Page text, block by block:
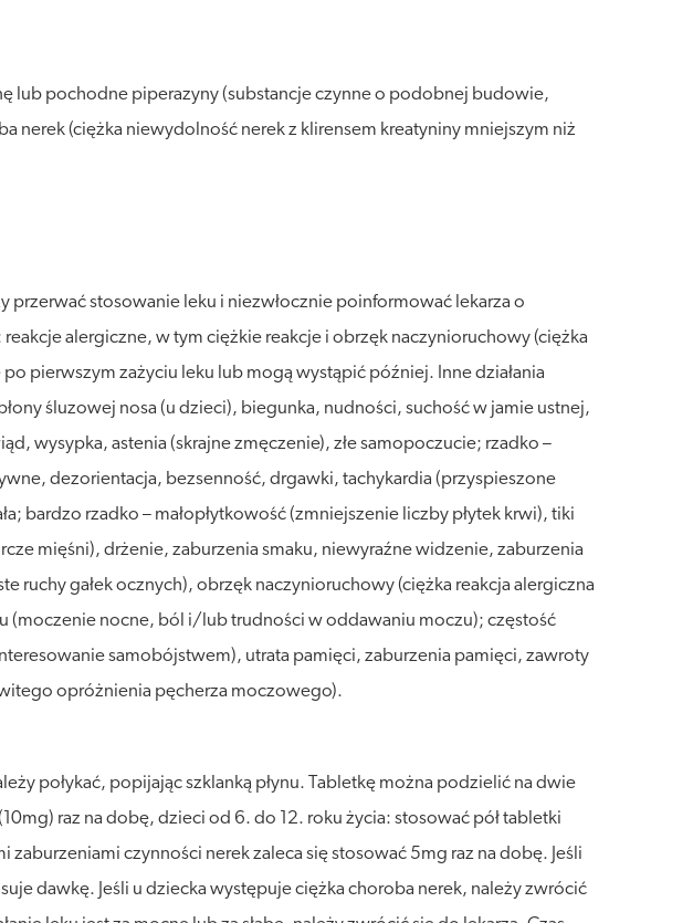
lub pochodne piperazyny (substancje czynne o podobnej budowie,
nerek (ciężka niewydolność nerek z klirensem kreatyniny mniejszym niż
przerwać stosowanie leku i niezwłocznie poinformować lekarza o
alergiczne, w tym ciężkie reakcje i obrzęk naczynioruchowy (ciężka
pierwszym zażyciu leku lub mogą wystąpić później. Inne działania
śluzowej nosa (u dzieci), biegunka, nudności, suchość w jamie ustnej,
wysypka, astenia (skrajne zmęczenie), złe samopoczucie; rzadko –
dezorientacja, bezsenność, drgawki, tachykardia (przyspieszone
bardzo rzadko – małopłytkowość (zmniejszenie liczby płytek krwi), tiki
mięśni), drżenie, zaburzenia smaku, niewyraźne widzenie, zaburzenia
gałek ocznych), obrzęk naczynioruchowy (ciężka reakcja alergiczna
(moczenie nocne, ból i/lub trudności w oddawaniu moczu); częstość
samobójstwem), utrata pamięci, zaburzenia pamięci, zawroty
opróżnienia pęcherza moczowego).
połykać, popijając szklanką płynu. Tabletkę można podzielić na dwie
raz na dobę, dzieci od 6. do 12. roku życia: stosować pół tabletki
czynności nerek zaleca się stosować 5mg raz na dobę. Jeśli
dawkę. Jeśli u dziecka występuje ciężka choroba nerek, należy zwrócić